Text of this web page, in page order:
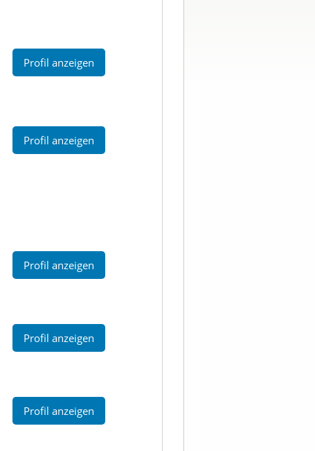
Profil anzeigen
Profil anzeigen
Profil anzeigen
Profil anzeigen
Profil anzeigen